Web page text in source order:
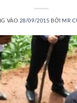
VÀO 28/09/2015 BỞI MR